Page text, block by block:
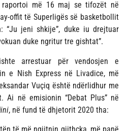
raportoi më 16 maj se tifozët në
offit të Superligës së basketbollit
“Ju jeni shkije”, duke iu drejtuar
duke ngritur tre gishtat”.
arrestuar për vendosjen e
e Nish Express në Livadice, më
Vuçiq është ndërlidhur me
Ai në emisionin “Debat Plus” në
, në fund të dhjetorit 2020 tha: